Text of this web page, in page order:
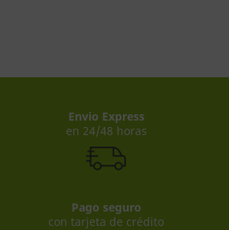
Envio Express
en 24/48 horas
Pago seguro
con tarjeta de crédito